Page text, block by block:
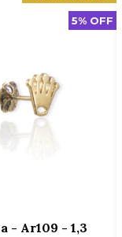
5% OFF
- Ar109 - 1,3